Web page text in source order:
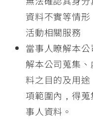
資料不實等情
活動相關服務
當事人瞭解本
解本公司蒐集
料之目的及用
項範圍內，得
事人資料。